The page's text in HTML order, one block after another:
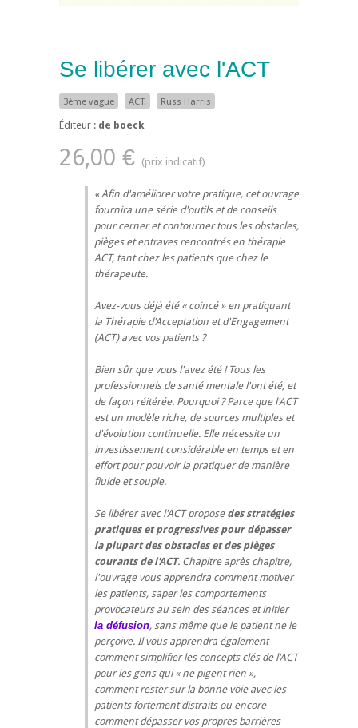
Se libérer avec l'ACT
3ème vague ACT. Russ Harris
Éditeur : de boeck
26,00 €
Afin d'améliorer votre pratique, cet ouvrage
fournira une série d'outils et de conseils
pour cerner et contourner tous les obstacles,
pièges et entraves rencontrés en thérapie
ACT, tant chez les patients que chez le
thérapeute.
Avez-vous déjà été « coincé » en pratiquant
la Thérapie d'Acceptation et d'Engagement
(ACT) avec vos patients ?
Bien sûr que vous l'avez été ! Tous les
professionnels de santé mentale l'ont été, et
de façon réitérée. Pourquoi ? Parce que l'ACT
est un modèle riche, de sources multiples et
d'évolution continuelle. Elle nécessite un
investissement considérable en temps et en
effort pour pouvoir la pratiquer de manière
fluide et souple.
Se libérer avec l'ACT propose des stratégies
pratiques et progressives pour dépasser
la plupart des obstacles et des pièges
courants de l'ACT. Chapitre après chapitre,
l'ouvrage vous apprendra comment motiver
les patients, saper les comportements
provocateurs au sein des séances et initier
la défusion, sans même que le patient ne le
perçoive. Il vous apprendra également
comment simplifier les concepts clés de l'ACT
pour les gens qui « ne pigent rien »,
comment rester sur la bonne voie avec les
patients fortement distraits ou encore
comment dépasser vos propres barrières